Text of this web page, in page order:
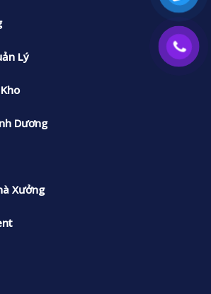
Lý
Dương
Xưởng